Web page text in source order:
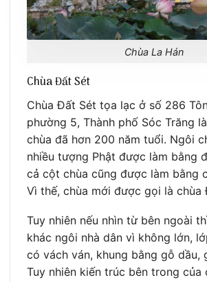
Chùa La Hán
Chùa Đất Sét
Chùa Đất Sét tọa lạc ở số 286
phường 5, Thành phố Sóc Trăng
chùa đã hơn 200 năm tuổi. Ngôi
nhiều tượng Phật được làm bằng
cả cột chùa cũng được làm bằng
Vì thế, chùa mới được gọi là chùa
Tuy nhiên nếu nhìn từ bên ngoài
khác ngôi nhà dân vì không lớn,
có vách ván, khung bằng gỗ dầu,
Tuy nhiên kiến trúc bên trong của